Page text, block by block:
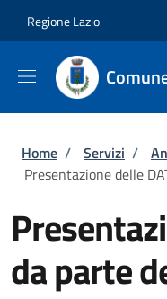
Regione Lazio
Briciole di
Home / Servizi /
Presentazione delle
da parte